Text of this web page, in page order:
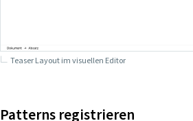
Teaser Layout im visuellen Editor
Patterns registrieren